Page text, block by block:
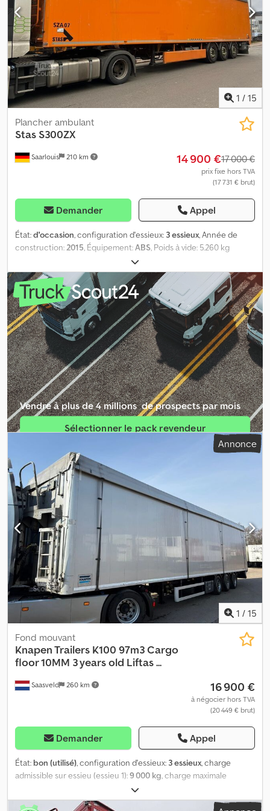
1 / 15
Saarlouis 210 km
Plancher ambulant
Stas S300ZX
14 900 €17 000 €
prix fixe hors TVA
(17 731 € brut)
Demander Appel
État:d'occasion, configuration d'essieux: 3 essieux, Année de
construction:2015, Équipement:ABS, Poids à vide: 5.260 kg
Capacité de charge: 33.740 kg PBV: 39.000 kg Crodpsydargofx
Apbef
Vendre à plus de 4 millions ­ de prospects par mois
Sélectionner le pack revendeur
Créer une annonce unique
Annonce
1 / 15
Saasveld 260 km
Fond mouvant
Knapen Trailers K100 97m3 Cargo
floor 10MM 3 years old Liftas ...
16 900 €
à négocier hors TVA
(20 449 € brut)
Demander Appel
État: bon (utilisé), configuration d'essieux: 3 essieux, charge
admissible sur essieu (essieu 1):9 000 kg, charge maximale
9 000 kg
autorisée (essieu 3):9 000 kg, première immatriculation:08/2015,